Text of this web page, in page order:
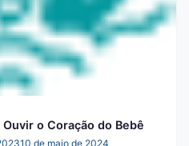
o Coração do Bebê
10 de maio de 2024